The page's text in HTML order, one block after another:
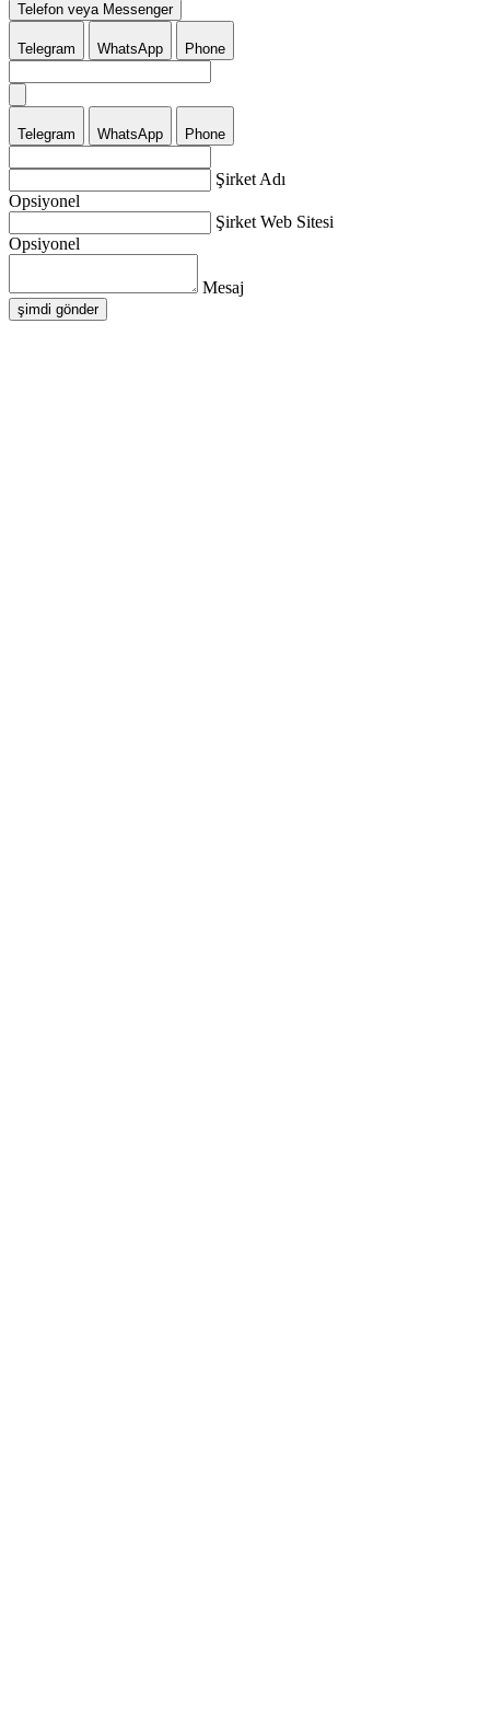
Telefon veya Messenger
Telegram WhatsApp Phone
Telegram WhatsApp Phone
Şirket Adı
Opsiyonel
Şirket Web Sitesi
Opsiyonel
Mesaj
şimdi gönder